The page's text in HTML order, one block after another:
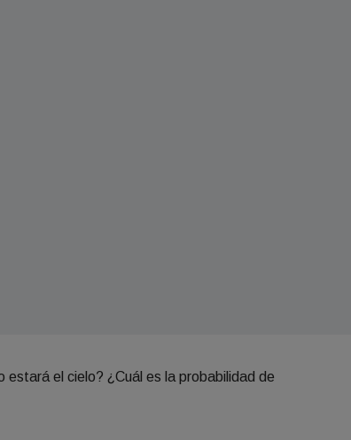
el cielo? ¿Cuál es la probabilidad de